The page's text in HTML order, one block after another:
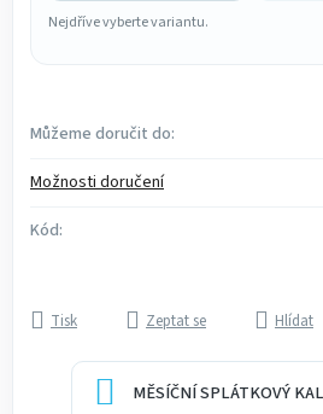
Nejdříve vyberte variantu.
Můžeme doručit do:
Možnosti doručení
Kód:
Tisk Zeptat se Hlídat
MĚSÍČNÍ SPLÁTKOVÝ